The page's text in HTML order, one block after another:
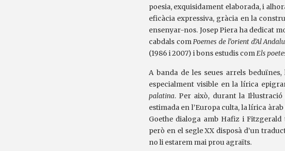
poesia, exquisidament elaborada, i
eficàcia expressiva, gràcia en la
ensenyar-nos. Josep Piera ha dedicat
cabdals comPoemes de l’orient d’Al
(1986 i 2007) i bons estudis comEls
A banda de les seues arrels
especialment visible en la lírica
palatina. Per això, durant la
estimada en l’Europa culta, la lírica
Goethe dialoga amb Hafiz i Fitzgerald
però en el segle XX disposà d’un
no li estarem mai prou agraïts.